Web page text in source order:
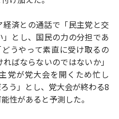
済との通話で「民主党と交
とし、国民の力の分担であ
うやって素直に受け取るの
ばならないのではないか」
党が党大会を開くため忙し
う」とし、党大会が終わる8
性があると予測した。